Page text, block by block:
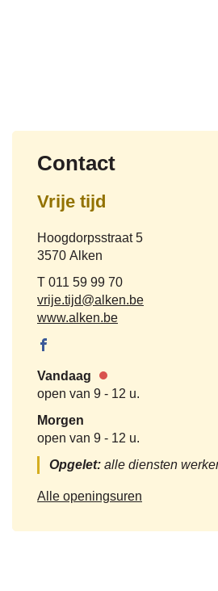
Contact
Vrije tijd
Adres
Hoogdorpsstraat 5
,3570 Alken
Tel.011 59 99 70
E-
mail
vrije.tijd@alken.be
Website
www.alken.be
Facebook
Vandaag
Nu
gesloten
open van 9 - 12 u.
Morgen
open van 9 - 12 u.
Opgelet: alle diensten
Alle openingsuren